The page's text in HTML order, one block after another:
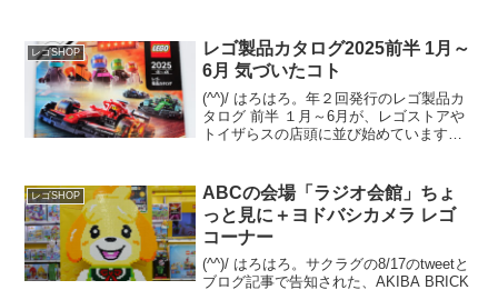
すが、最短で2025/9/8(月)...
レゴSHOP
レゴ製品カタログ2025前半 1月～
6月 気づいたコト
(^^)/ はろはろ。年２回発行のレゴ製品カ
タログ 前半 １月～6月が、レゴストアや
トイザらスの店頭に並び始めています。
が、近日中にレゴショップの「レゴ製品
カタ...
レゴSHOP
ABCの会場「ラジオ会館」ちょ
っと見に＋ヨドバシカメラ レゴ
コーナー
(^^)/ はろはろ。サクラグの8/17のtweetと
ブログ記事で告知された、AKIBA BRICK